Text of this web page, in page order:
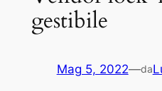
gestibile
Mag 5, 2022—da